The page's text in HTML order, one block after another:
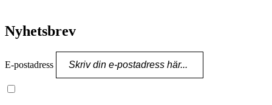
Nyhetsbrev
E-postadress